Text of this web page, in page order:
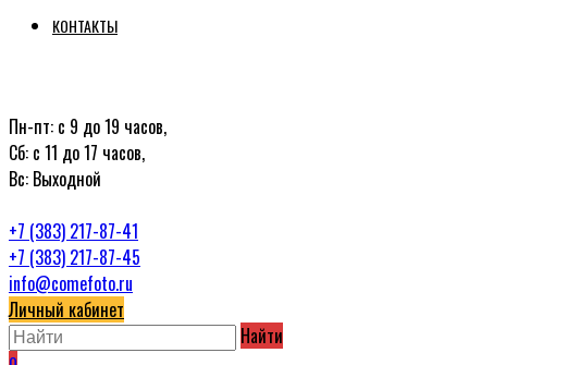
КОНТАКТЫ
Пн-пт: с 9 до 19 часов,
Сб: с 11 до 17 часов,
Вс: Выходной
+7 (383) 217-87-41
+7 (383) 217-87-45
info@comefoto.ru
Личный кабинет
Найти